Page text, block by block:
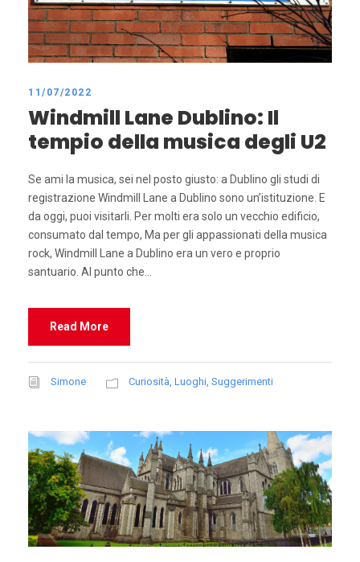
11/07/2022
Windmill Lane Dublino: Il
tempio della musica degli U2
Se ami la musica, sei nel posto giusto: a Dublino gli studi di
registrazione Windmill Lane a Dublino sono un’istituzione. E
da oggi, puoi visitarli. Per molti era solo un vecchio edificio,
consumato dal tempo, Ma per gli appassionati della musica
rock, Windmill Lane a Dublino era un vero e proprio
santuario. Al punto che...
Read More
Simone Curiosità Luoghi Suggerimenti